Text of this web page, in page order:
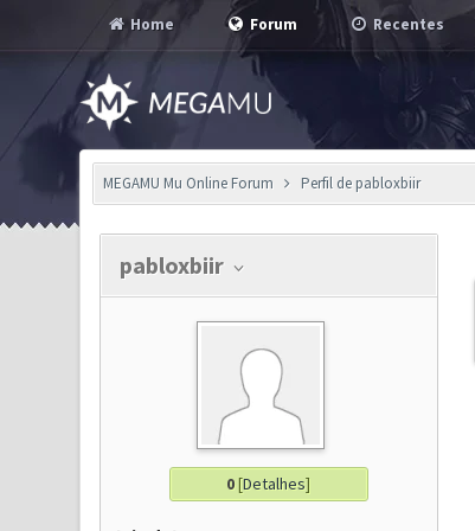
Home Forum Recentes
MEGAMU Mu Online Forum Perfil de pabloxbiir
pabloxbiir
0[Detalhes]